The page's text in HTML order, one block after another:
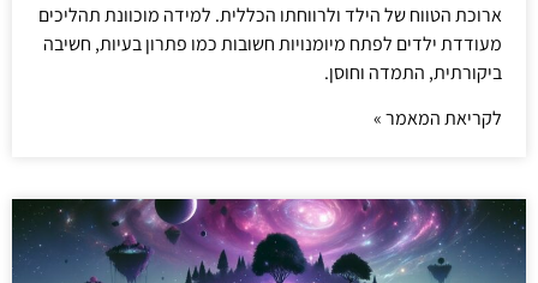
ארוכת הטווח של הילד ולרווחתו הכללית. למידה מוכוונת תהליכים
מעודדת ילדים לפתח מיומנויות חשובות כמו פתרון בעיות, חשיבה
ביקורתית, התמדה וחוסן.
לקריאת המאמר »